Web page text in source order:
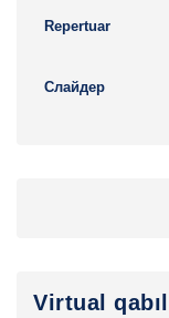
Repertuar
Слайдер
Virtual